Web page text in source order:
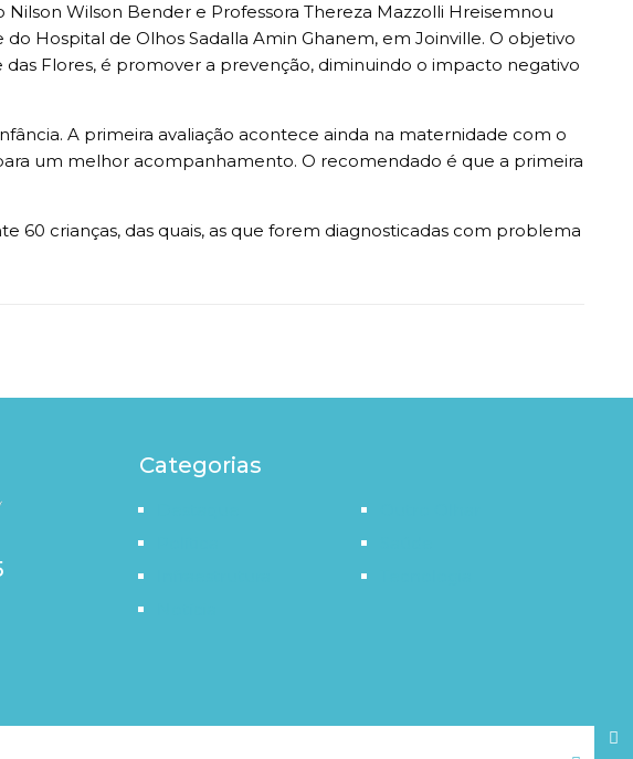
Wilson Bender e Professora Thereza Mazzolli Hreisemnou
Hospital de Olhos Sadalla Amin Ghanem, em Joinville. O objetivo
Flores, é promover a prevenção, diminuindo o impacto negativo
A primeira avaliação acontece ainda na maternidade com o
um melhor acompanhamento. O recomendado é que a primeira
crianças, das quais, as que forem diagnosticadas com problema
Categorias